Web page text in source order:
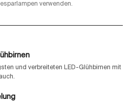
verwenden.
und verbreiteten LED-Glühbirnen mit